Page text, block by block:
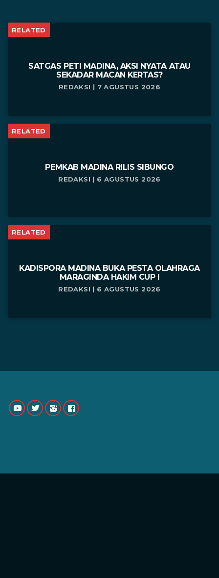
RELATED
SATGAS PETI MADINA, AKSI NYATA ATAU
SEKADAR MACAN KERTAS?
REDAKSI | 7 AGUSTUS 2026
RELATED
PEMKAB MADINA RILIS SIBUNGO
REDAKSI | 6 AGUSTUS 2026
RELATED
KADISPORA MADINA BUKA PESTA OLAHRAGA
MARAGINDA HAKIM CUP I
REDAKSI | 6 AGUSTUS 2026